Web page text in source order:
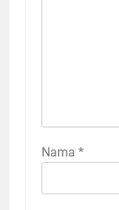
Nama *